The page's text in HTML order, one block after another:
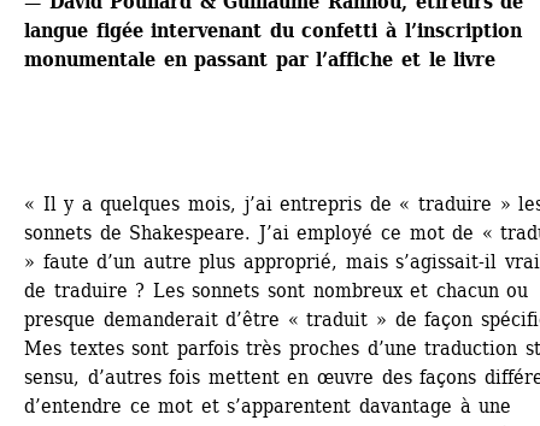
langue figée intervenant du confetti à l’inscription
monumentale en passant par l’affiche et le livre
« Il y a quelques mois, j’ai entrepris de « traduire »
sonnets de Shakespeare. J’ai employé ce mot de «
» faute d’un autre plus approprié, mais s’agissait-il
de traduire ? Les sonnets sont nombreux et chacun ou
presque demanderait d’être « traduit » de façon
Mes textes sont parfois très proches d’une traduction
sensu, d’autres fois mettent en œuvre des façons
d’entendre ce mot et s’apparentent davantage à une